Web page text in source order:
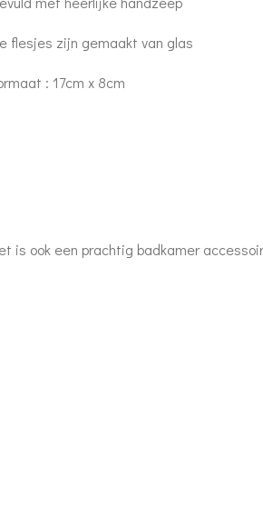
flesjes zijn gemaakt van glas
: 17cm x 8cm
is ook een prachtig badkamer